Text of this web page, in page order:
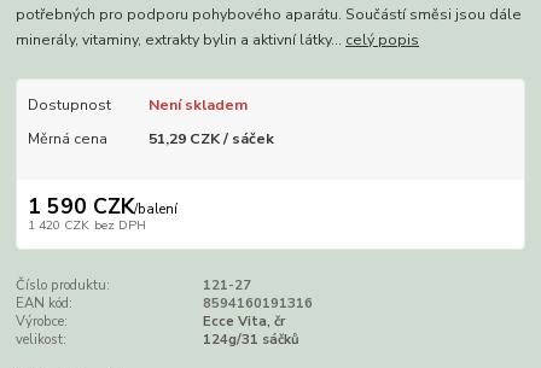
potřebných pro podporu pohybového aparátu. Součástí směsi jsou dále
minerály, vitaminy, extrakty bylin a aktivní látky... celý popis
Dostupnost
Není skladem
Měrná cena
51,29 CZK / sáček
1 590 CZK/balení
1 420 CZK bez DPH
Číslo produktu:
121-27
EAN kód:
8594160191316
Výrobce:
Ecce Vita, čr
velikost:
124g/31 sáčků